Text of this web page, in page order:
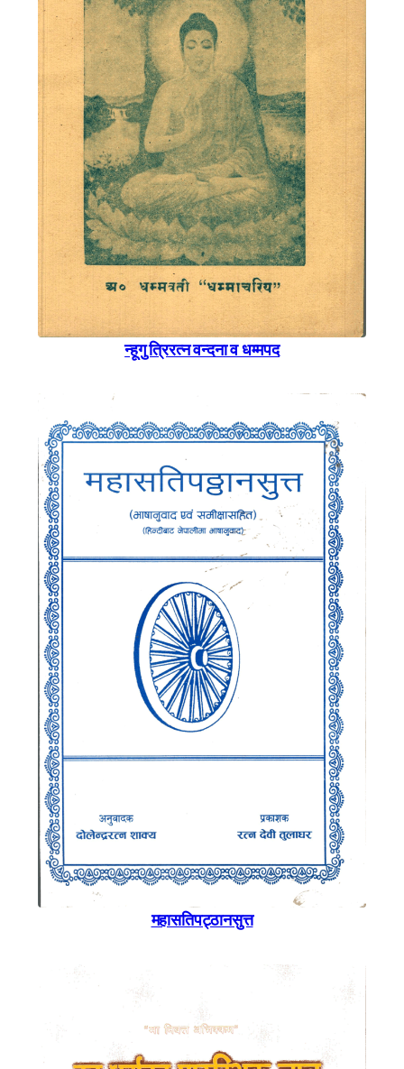
न्हूगु त्रिरत्न वन्दना व धम्मपद
महासतिपट्ठानसुत्त